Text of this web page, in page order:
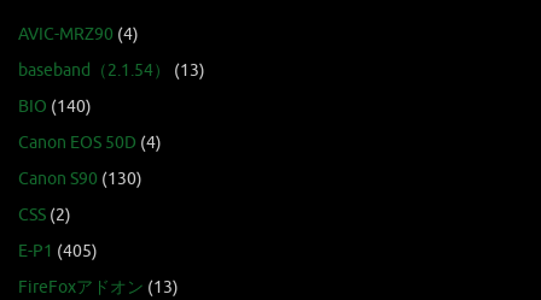
AVIC-MRZ90 (4)
baseband（2.1.54）
(13)
BIO (140)
Canon EOS 50D (4)
Canon S90 (130)
CSS (2)
E-P1 (405)
FireFoxアドオン (13)